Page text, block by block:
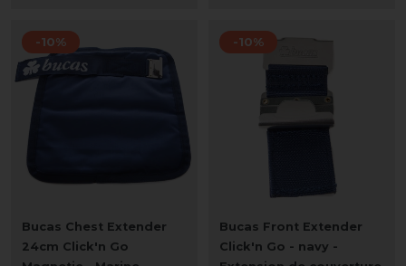
-10%
Bucas Chest Extender
24cm Click'n Go
-10%
Bucas Front Extender
Click'n Go - navy -